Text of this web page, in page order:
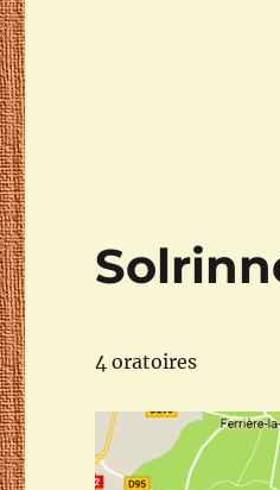
4 oratoires